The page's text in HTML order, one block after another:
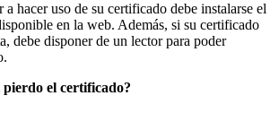
a hacer uso de su certificado debe instalarse el
en la web. Además, si su certificado
debe disponer de un lector para poder
pierdo el certificado?